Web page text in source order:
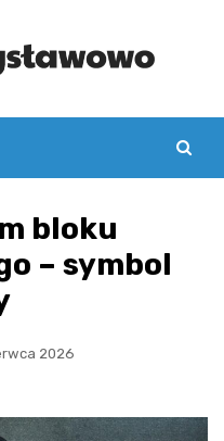
bloku
– symbol
2026